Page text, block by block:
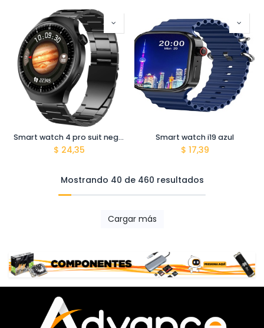
Smart watch 4 pro suit negro
$ 24,35
Smart watch i19 azul
$ 17,39
Mostrando 40 de 460 resultados
Cargar más